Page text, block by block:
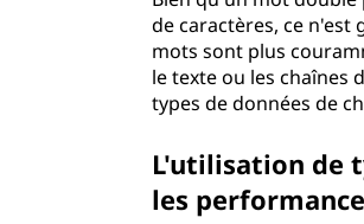
de caractères, ce n'est
mots sont plus
le texte ou les chaînes
types de données de
L'utilisation de
les